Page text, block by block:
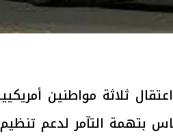
ثلاثة مواطنين
بتهمة التآمر لدعم